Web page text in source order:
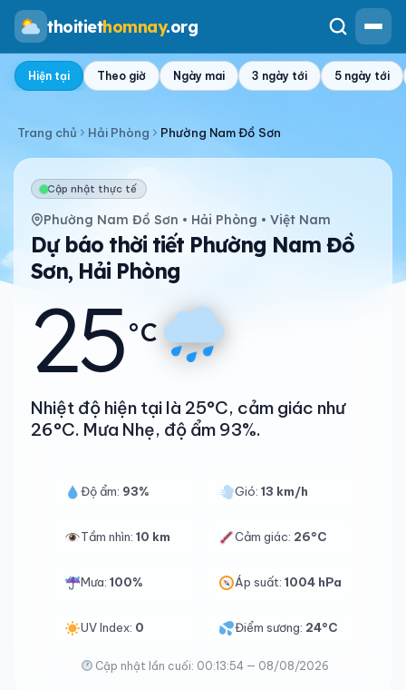
thoitiethomnay.org
Hiện tại Theo giờ Ngày mai 3 ngày tới 5 ngày tới
Trang chủ Hải Phòng Phường Nam Đồ Sơn
Cập nhật thực tế
Phường Nam Đồ Sơn • Hải Phòng • Việt Nam
Dự báo thời tiết Phường Nam Đồ
Sơn, Hải Phòng
25°C
Nhiệt độ hiện tại là 25°C, cảm giác như
26°C. Mưa Nhẹ, độ ẩm 93%.
Độ ẩm: 93% Gió:13 km/h
Tầm nhìn: 10 km Cảm giác: 26°C
Mưa: 100% Áp suất:1004 hPa
UV Index: 0 Điểm sương: 24°C
Cập nhật lần cuối: 00:13:54 — 08/08/2026